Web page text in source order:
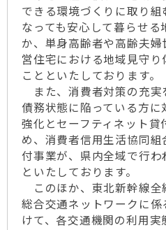
できる環境づくりに取り
なっても安心して暮らせ
か、単身高齢者や高齢夫
営住宅における地域見守
ことといたしております。
また、消費者対策の充実
債務状態に陥っている方
強化とセーフティネット
め、消費者信用生活協同
付事業が、県内全域で行わ
といたしております。
このほか、東北新幹線全
総合交通ネットワークに
けて、各交通機関の利用